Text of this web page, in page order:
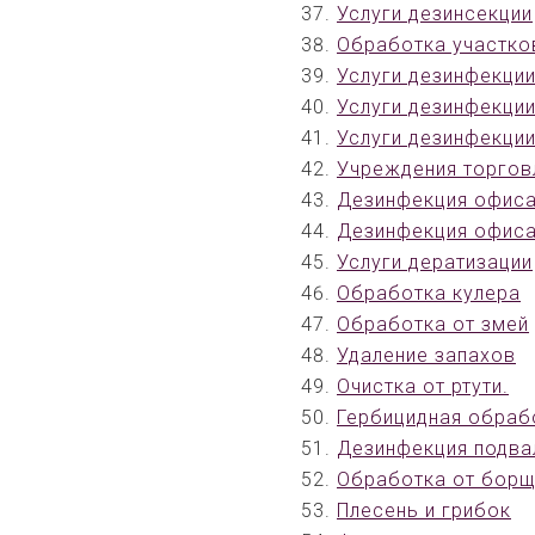
Услуги дезинсекции
Обработка
Услуги дезинфекции
Услуги дезинфекции
Услуги дезинфекции
Учреждения
Дезинфекция офиса
Дезинфекция офиса
Услуги дератизации
Обработка кулера
Обработка от змей
Удаление запахов
Очистка от ртути.
Гербицидная
Дезинфекция
Обработка от
Плесень и грибок